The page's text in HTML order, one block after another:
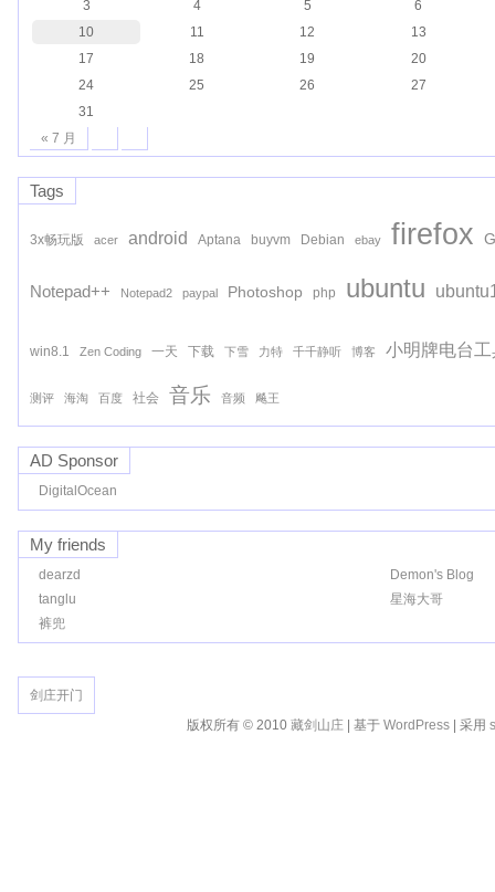
3 4 5
6
10
11 12
13
17
18 19
20
24
25 26
27
31
« 7 月
Tags
3x畅玩版 acer android Aptana buyvm Debian ebay firefox
Notepad++ Notepad2 paypal Photoshop php ubuntu
win8.1 Zen Coding 一天 下载 下雪 力特 千千静听 博客 小明牌电台工
测评 海淘 百度 社会 音乐 音频 飚王
AD Sponsor
DigitalOcean
My friends
dearzd
Demon's Blog
tanglu
星海大哥
裤兜
剑庄开门
版权所有 © 2010 藏剑山庄 | 基于 WordPress| 采用